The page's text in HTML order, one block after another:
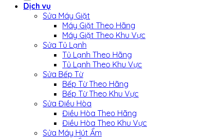
Dịch vụ
Sửa Máy Giặt
Máy Giặt Theo Hãng
Máy Giặt Theo Khu Vực
Sửa Tủ Lạnh
Tủ Lạnh Theo Hãng
Tủ Lạnh Theo Khu Vực
Sửa Bếp Từ
Bếp Từ Theo Hãng
Bếp Từ Theo Khu Vực
Sửa Điều Hòa
Điều Hòa Theo Hãng
Điều Hòa Theo Khu Vực
Sửa Máy Hút Ẩm